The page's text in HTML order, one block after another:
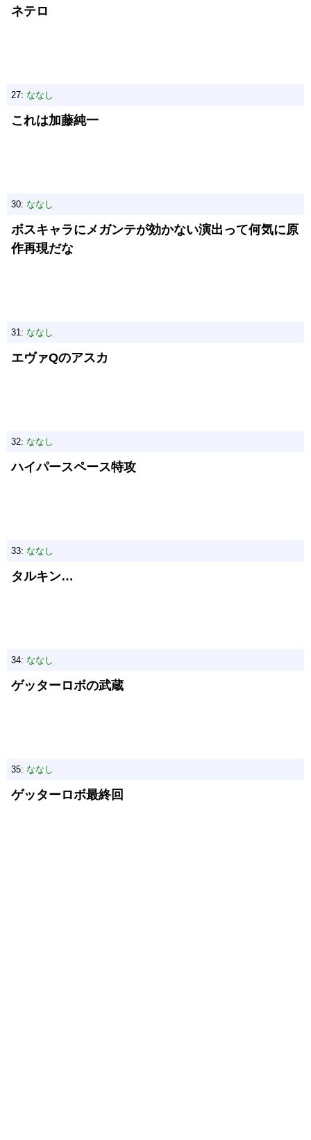
ネテロ
27: ななし
これは加藤純一
30: ななし
ボスキャラにメガンテが効かない演出って何気に原
作再現だな
31: ななし
エヴァQのアスカ
32: ななし
ハイパースペース特攻
33: ななし
タルキン…
34: ななし
ゲッターロボの武蔵
35: ななし
ゲッターロボ最終回